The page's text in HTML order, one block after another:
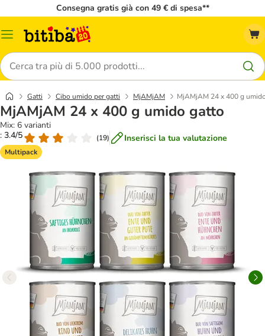
Consegna gratis già con 49 € di spesa**
Overview
Cerca
Gatti Cibo umido per gatti MjAMjAM MjAMjAM 24 x 400 g
MjAMjAM 24 x 400 g umido gatto
Mix: 6 varianti
: 3.4/5
(19) Inserisci la tua valutazione
Multipack